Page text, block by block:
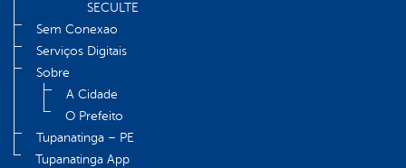
SECULTE
Sem Conexao
Serviços Digitais
Sobre
A Cidade
O Prefeito
Tupanatinga – PE
Tupanatinga App